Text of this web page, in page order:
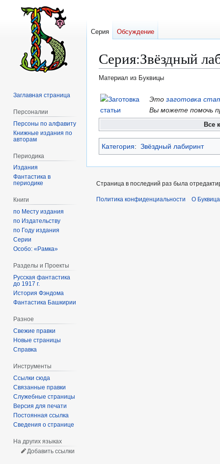
Серия:Звёздный
Материал из Буквицы
Перейти
навигации
Перейти
поиску
Это заготовка
Вы можете помочь
Все
Категория: Звёздный лабиринт
Серия Обсуждение
Заглавная страница
Персоналии
Персоны по алфавиту
Книжные издания по
авторам
Периодика
Издания
Фантастика в
периодике
Книги
по Месту издания
по Издательству
по Году издания
Серии
Особо: «Рамка»
Разделы и Проекты
Русская фантастика
до 1917 г.
История Фэндома
Фантастика Башкирии
Разное
Свежие правки
Новые страницы
Справка
Инструменты
Ссылки сюда
Связанные правки
Служебные страницы
Версия для печати
Постоянная ссылка
Сведения о странице
На других языках
Добавить ссылки
Страница в последний раз была
Политика конфиденциальности О Буквица